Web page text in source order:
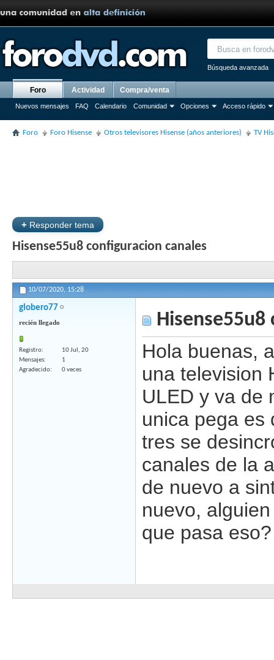
Búsqueda avanzada
Foro
Nuevos mensajes FAQ Calendario Comunidad Opciones Acceso rápido
Actividad Compra/venta
Foro Foro Hisense Otros televisores Hisense (años anteriores) TV
+ Responder tema
Hisense55u8 configuracion canales
10/07/2020, 15:28
globero77
recién llegado
Registro
10 Jul, 20
Mensajes
1
Agradecido
0 veces
Hisense55u8
Hola buenas,
una television
ULED y va de
unica pega es
tres se
canales de la
de nuevo a
nuevo,
que pasa eso?